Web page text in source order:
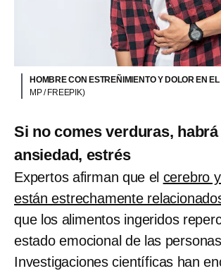
HOMBRE CON ESTREÑIMIENTO Y DOLOR EN
MP / FREEPIK)
Si no comes verduras,
ansiedad, estrés
Expertos afirman que el cerebro
están estrechamente
que los alimentos ingeridos
estado emocional de las
Investigaciones científicas han